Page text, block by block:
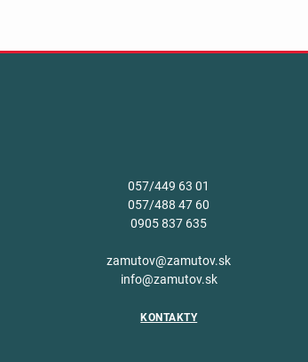
057/449 63 01
057/488 47 60
0905 837 635
zamutov@zamutov.sk
info@zamutov.sk
KONTAKTY